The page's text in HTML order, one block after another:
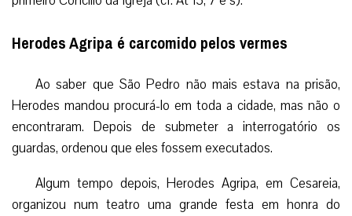
Herodes Agripa é carcomido pelos vermes
Ao saber que São Pedro não mais estava na prisão,
Herodes mandou procurá-lo em toda a cidade, mas não o
encontraram. Depois de submeter a interrogatório os
guardas, ordenou que eles fossem executados.
Algum tempo depois, Herodes Agripa, em Cesareia,
organizou num teatro uma grande festa em honra do